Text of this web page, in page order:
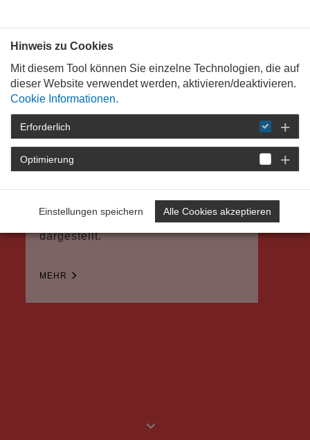
Kammervorteil mit
Hammervorteil
Alle Infos zur Juniormitgliedschaft
sind hier kompakt und übersichtlich
dargestellt.
MEHR
Hinweis zu Cookies
Mit diesem Tool können Sie einzelne Technologien, die auf
dieser Website verwendet werden, aktivieren/deaktivieren.
Cookie Informationen.
Erforderlich
Optimierung
Einstellungen speichern Alle Cookies akzeptieren